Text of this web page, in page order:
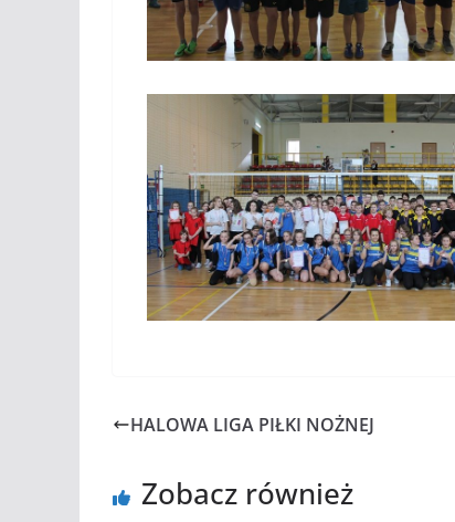
HALOWA LIGA PIŁKI NOŻNEJ
Zobacz również